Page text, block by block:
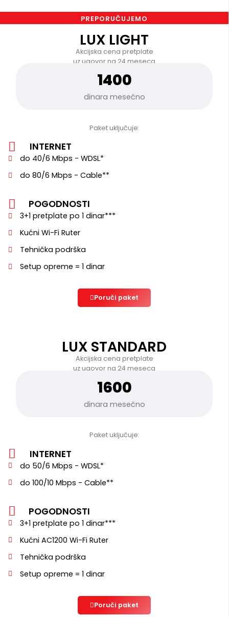
PREPORUČUJEMO
LUX LIGHT
Akcijska cena pretplate
uz ugovor na 24 meseca
1400
dinara mesečno
Paket uključuje:
INTERNET
do 40/6 Mbps - WDSL*
do 80/6 Mbps - Cable**
POGODNOSTI
3+1 pretplate po 1 dinar***
Kućni Wi-Fi Ruter
Tehnička podrška
Setup opreme = 1 dinar
Poruči paket
LUX STANDARD
Akcijska cena pretplate
uz ugovor na 24 meseca
1600
dinara mesečno
Paket uključuje:
INTERNET
do 50/6 Mbps - WDSL*
do 100/10 Mbps - Cable**
POGODNOSTI
3+1 pretplate po 1 dinar***
Kućni AC1200 Wi-Fi Ruter
Tehnička podrška
Setup opreme = 1 dinar
Poruči paket